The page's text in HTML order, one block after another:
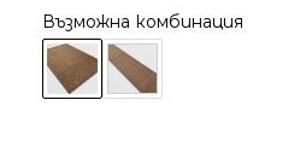
Възможна комбинация